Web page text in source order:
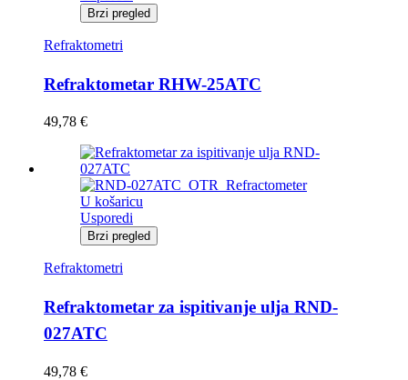
Brzi pregled
Refraktometri
Refraktometar RHW-25ATC
49,78 €
U košaricu
Usporedi
Brzi pregled
Refraktometri
Refraktometar za ispitivanje ulja RND-
027ATC
49,78 €